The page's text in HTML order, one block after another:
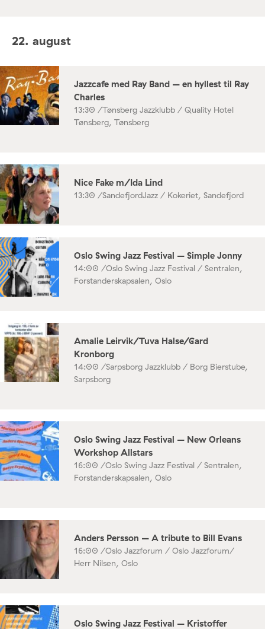
22. august
Jazzcafe med Ray Band – en hyllest til Ray
Charles
13:30 /Tønsberg Jazzklubb / Quality Hotel
Tønsberg, Tønsberg
Nice Fake m/Ida Lind
13:30 /SandefjordJazz / Kokeriet, Sandefjord
Oslo Swing Jazz Festival – Simple Jonny
14:00 /Oslo Swing Jazz Festival / Sentralen,
Forstanderskapsalen, Oslo
Amalie Leirvik/Tuva Halse/Gard
Kronborg
14:00 /Sarpsborg Jazzklubb / Borg Bierstube,
Sarpsborg
Oslo Swing Jazz Festival – New Orleans
Workshop Allstars
16:00 /Oslo Swing Jazz Festival / Sentralen,
Forstanderskapsalen, Oslo
Anders Persson – A tribute to Bill Evans
16:00 /Oslo Jazzforum / Oslo Jazzforum/
Herr Nilsen, Oslo
Oslo Swing Jazz Festival – Kristoffer